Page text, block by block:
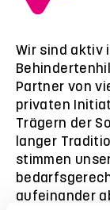
Wir sind aktiv
Partner von
privaten
Trägern der
langer
stimmen
aufeinander